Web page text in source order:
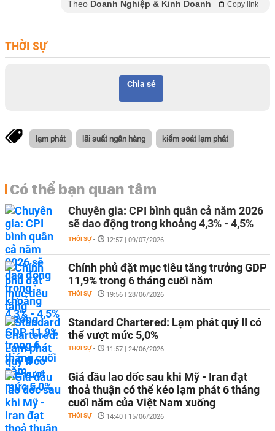
Theo Doanh Nghiệp & Kinh Doanh Copy link
THỜI SỰ
Chia sẻ
lạm phát lãi suất ngân hàng kiểm soát lạm phát
Có thể bạn quan tâm
Chuyên gia: CPI bình quân cả năm 2026
sẽ dao động trong khoảng 4,3% - 4,5%
THỜI SỰ - 12:57 | 09/07/2026
Chính phủ đặt mục tiêu tăng trưởng GDP
11,9% trong 6 tháng cuối năm
THỜI SỰ - 19:56 | 28/06/2026
Standard Chartered: Lạm phát quý II có
thể vượt mức 5,0%
THỜI SỰ - 11:57 | 24/06/2026
Giá dầu lao dốc sau khi Mỹ - Iran đạt
thoả thuận có thể kéo lạm phát 6 tháng
cuối năm của Việt Nam xuống
THỜI SỰ - 14:40 | 15/06/2026